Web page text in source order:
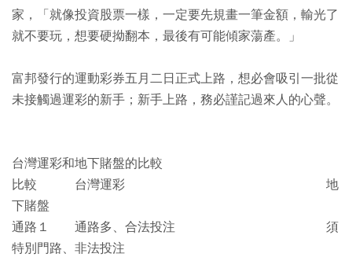
家，「就像投資股票一樣，一定要先規畫一筆金額，輸光了
就不要玩，想要硬拗翻本，最後有可能傾家蕩產。」
富邦發行的運動彩券五月二日正式上路，想必會吸引一批從
未接觸過運彩的新手；新手上路，務必謹記過來人的心聲。
台灣運彩和地下賭盤的比較
比較 台灣運彩 地
下賭盤
通路１
通路多、合法投注 須
特別門路、非法投注